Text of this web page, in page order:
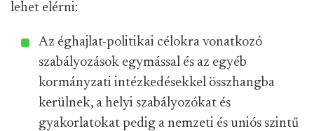
lehet elérni:
Az éghajlat-politikai célokra vonatkozó
szabályozások egymással és az egyéb
kormányzati intézkedésekkel összhangba
kerülnek, a helyi szabályozókat és
gyakorlatokat pedig a nemzeti és uniós szintű